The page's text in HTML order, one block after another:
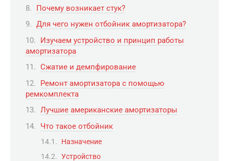
Почему возникает стук?
Для чего нужен отбойник амортизатора?
Изучаем устройство и принцип работы
амортизатора
Сжатие и демпфирование
Ремонт амортизатора с помощью
ремкомплекта
Лучшие американские амортизаторы
Что такое отбойник
Назначение
Устройство